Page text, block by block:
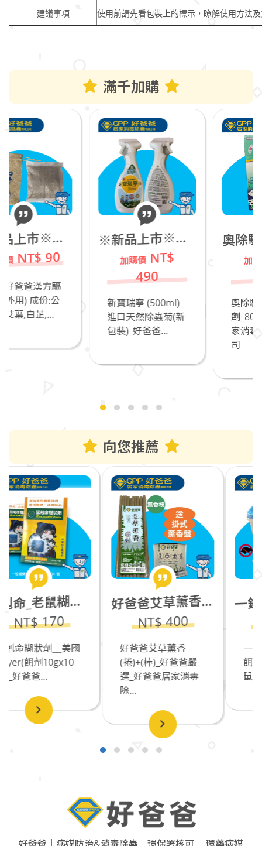
建議事項 使用前請先看包裝上的標示，瞭解使用方法
滿千加購
新品上市※好爸爸漢方驅蚊包(外用)
驅
※新品上市※新寶瑞寧 (500ml)_進口天然除蟲菊(新包裝)_若有飼養貓咪不推薦
NT$
490
新寶瑞寧 (500ml)_
進口天然除蟲菊(新
包裝)_好爸爸...
奧
NT$
130
奧除驅蟻劑_凝膠餌
劑_80g_好爸爸居
家消毒除蟲有限公
向您推薦
剋命_老鼠糊狀劑(10gx10包)
美國
好爸爸艾草薰香(捲)+(棒)_好爸爸嚴選
NT$ 400
好爸爸艾草薰香
(捲)+(棒)_好爸爸嚴
選_好爸爸居家消毒
NT$ 4500
一錠鼠4g_老鼠錠
餌劑(3KG/桶)_伏
鼠(Floco...
好爸爸｜病媒防治&消毒除蟲｜環保署核可｜ 環藥病媒